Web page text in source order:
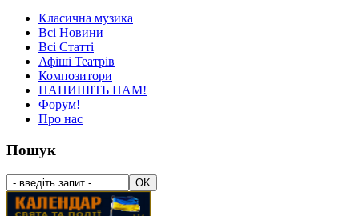
Класична музика
Всі Новини
Всі Статті
Афіші Театрів
Композитори
НАПИШІТЬ НАМ!
Форум!
Про нас
Пошук